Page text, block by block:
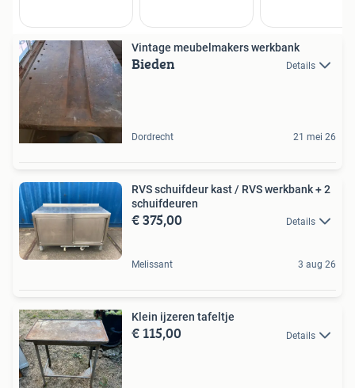
Vintage meubelmakers werkbank
Bieden Details
Dordrecht 21 mei 26
RVS schuifdeur kast / RVS werkbank + 2
schuifdeuren
€ 375,00 Details
Melissant 3 aug 26
Klein ijzeren tafeltje
€ 115,00 Details